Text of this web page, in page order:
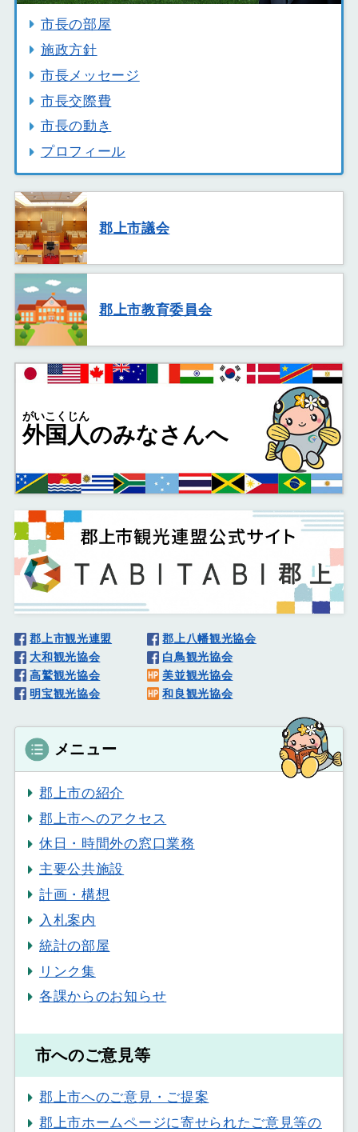
市長の部屋
施政方針
市長メッセージ
市長交際費
市長の動き
プロフィール
郡上市議会
郡上市教育委員会
外国人
がいこくじん
のみなさんへ
郡上市観光連盟
郡上八幡観光協会
大和観光協会
白鳥観光協会
高鷲観光協会
美並観光協会
明宝観光協会
和良観光協会
メニュー
郡上市の紹介
郡上市へのアクセス
休日・時間外の窓口業務
主要公共施設
計画・構想
入札案内
統計の部屋
リンク集
各課からのお知らせ
市へのご意見等
郡上市へのご意見・ご提案
郡上市ホームページに寄せられたご意見等の